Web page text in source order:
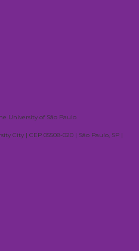
University of São Paulo
City | CEP 05508-020 | São Paulo, SP |